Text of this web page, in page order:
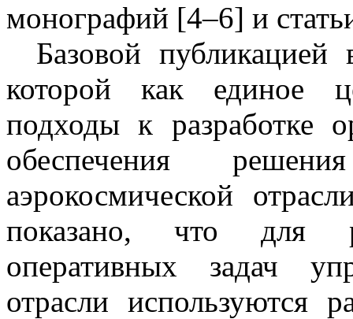
монографий [4–6] и
Базовой публикацией
которой как единое
подходы к разработке
обеспечения
аэрокосмической
показано, что для
оперативных задач
отрасли используются